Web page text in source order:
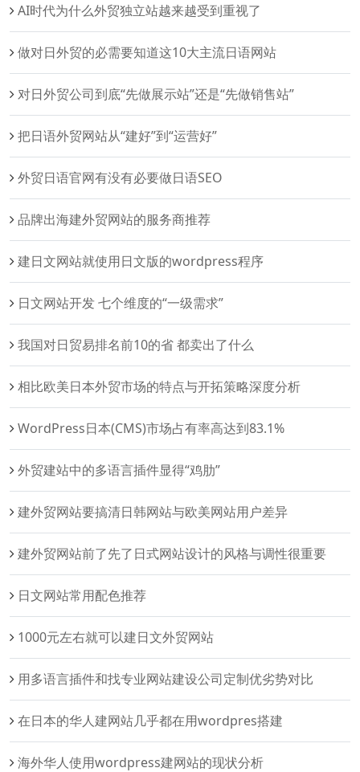
AI时代为什么外贸独立站越来越受到重视了
做对日外贸的必需要知道这10大主流日语网站
对日外贸公司到底“先做展示站”还是“先做销售站”
把日语外贸网站从“建好”到“运营好”
外贸日语官网有没有必要做日语SEO
品牌出海建外贸网站的服务商推荐
建日文网站就使用日文版的wordpress程序
日文网站开发 七个维度的“一级需求”
我国对日贸易排名前10的省 都卖出了什么
相比欧美日本外贸市场的特点与开拓策略深度分析
WordPress日本(CMS)市场占有率高达到83.1%
外贸建站中的多语言插件显得“鸡肋”
建外贸网站要搞清日韩网站与欧美网站用户差异
建外贸网站前了先了日式网站设计的风格与调性很重要
日文网站常用配色推荐
1000元左右就可以建日文外贸网站
用多语言插件和找专业网站建设公司定制优劣势对比
在日本的华人建网站几乎都在用wordpres搭建
海外华人使用wordpress建网站的现状分析